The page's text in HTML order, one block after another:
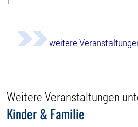
weitere
Weitere Veranstaltungen
Kinder & Familie